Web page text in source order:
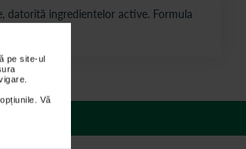
pe site-ul
Vă
datorită ingredientelor active. Formula